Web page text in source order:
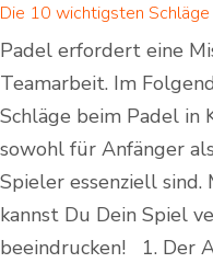
Die 10 wichtigsten
Padel erfordert eine
Teamarbeit. Im
Schläge beim Padel
sowohl für Anfänger
Spieler essenziell
kannst Du Dein Spiel
beeindrucken! 1. Der